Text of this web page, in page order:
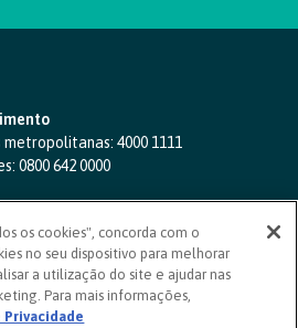
metropolitanas: 4000 1111
0800 642 0000
724 4420
segunda a sexta, das 8h às 20h)
ou de fala
os cookies", concorda com o
no seu dispositivo para melhorar
a utilização do site e ajudar nas
Para mais informações,
Privacidade